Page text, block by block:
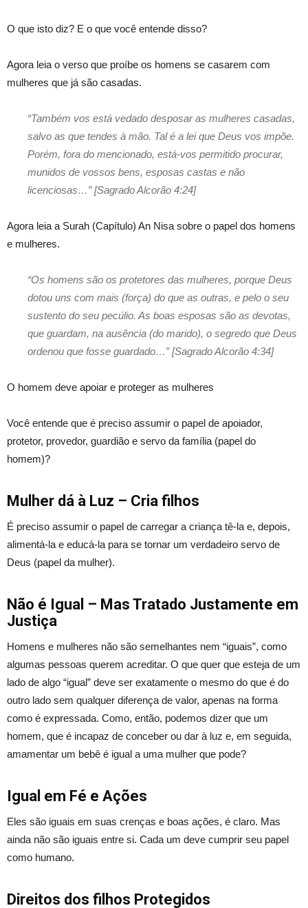
O que isto diz? E o que você entende disso?
Agora leia o verso que proíbe os homens se casarem com
mulheres que já são casadas.
“Também vos está vedado desposar as mulheres casadas,
salvo as que tendes à mão. Tal é a lei que Deus vos impõe.
Porém, fora do mencionado, está-vos permitido procurar,
munidos de vossos bens, esposas castas e não
licenciosas…” [Sagrado Alcorão 4:24]
Agora leia a Surah (Capítulo) An Nisa sobre o papel dos homens
e mulheres.
“Os homens são os protetores das mulheres, porque Deus
dotou uns com mais (força) do que as outras, e pelo o seu
sustento do seu pecúlio. As boas esposas são as devotas,
que guardam, na ausência (do marido), o segredo que Deus
ordenou que fosse guardado…” [Sagrado Alcorão 4:34]
O homem deve apoiar e proteger as mulheres
Você entende que é preciso assumir o papel de apoiador,
protetor, provedor, guardião e servo da família (papel do
homem)?
Mulher dá à Luz – Cria filhos
É preciso assumir o papel de carregar a criança tê-la e, depois,
alimentá-la e educá-la para se tornar um verdadeiro servo de
Deus (papel da mulher).
Não é Igual – Mas Tratado Justamente em
Justiça
Homens e mulheres não são semelhantes nem “iguais”, como
algumas pessoas querem acreditar. O que quer que esteja de um
lado de algo “igual” deve ser exatamente o mesmo do que é do
outro lado sem qualquer diferença de valor, apenas na forma
como é expressada. Como, então, podemos dizer que um
homem, que é incapaz de conceber ou dar à luz e, em seguida,
amamentar um bebê é igual a uma mulher que pode?
Igual em Fé e Ações
Eles são iguais em suas crenças e boas ações, é claro. Mas
ainda não são iguais entre si. Cada um deve cumprir seu papel
como humano.
Direitos dos filhos Protegidos